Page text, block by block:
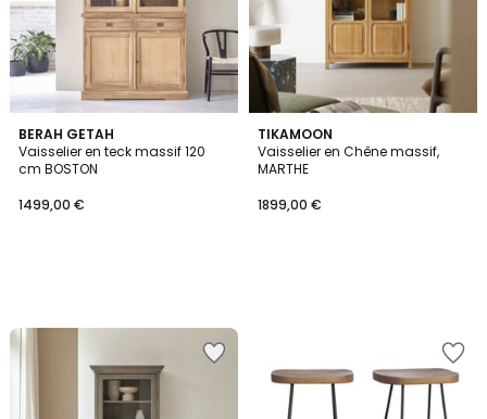
BERAH GETAH
Vaisselier en teck massif 120
cm BOSTON
1499,00 €
TIKAMOON
Vaisselier en Chêne massif,
MARTHE
1899,00 €